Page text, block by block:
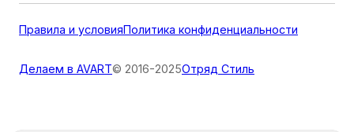
Правила и условияПолитика конфиденциальности
Делаем в AVART© 2016-2025Отряд Стиль